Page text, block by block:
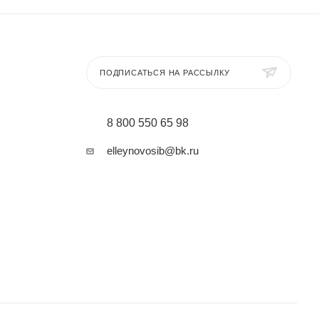
ПОДПИСАТЬСЯ НА РАССЫЛКУ
8 800 550 65 98
elleynovosib@bk.ru